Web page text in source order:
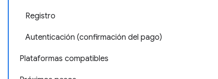
Registro
Autenticación (confirmación del pago)
Plataformas compatibles